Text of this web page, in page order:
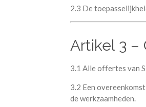
2.3 De
Artikel 3 –
3.1 Alle offertes van
3.2 Een
de werkzaamheden.